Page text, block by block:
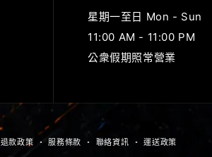
星期一至日 Mon - Sun
11:00 AM - 11:00 PM
公衆假期照常營業
退款政策 服務條款 聯絡資訊 運送政策